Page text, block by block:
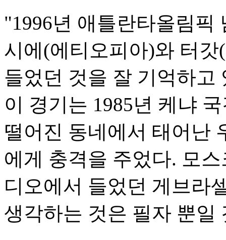
"1996년 애틀란타올림픽
시에(에티오피아)와 터
들었던 것을 잘 기억하고
이 경기는 1985년 케냐
떨어진 동네에서 태어난
에게 충격을 주었다. 모
디오에서 들었던 게브라
생각하는 것은 필자 뿐일